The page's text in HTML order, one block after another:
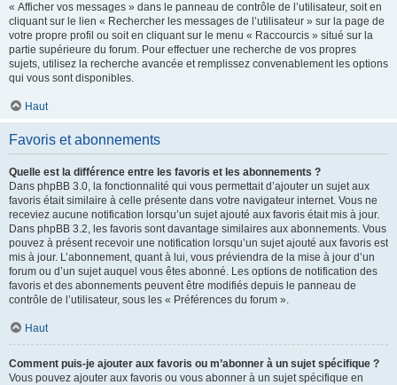
« Afficher vos messages » dans le panneau de contrôle de l’utilisateur, soit en
cliquant sur le lien « Rechercher les messages de l’utilisateur » sur la page de
votre propre profil ou soit en cliquant sur le menu « Raccourcis » situé sur la
partie supérieure du forum. Pour effectuer une recherche de vos propres
sujets, utilisez la recherche avancée et remplissez convenablement les options
qui vous sont disponibles.
Haut
Favoris et abonnements
Quelle est la différence entre les favoris et les abonnements ?
Dans phpBB 3.0, la fonctionnalité qui vous permettait d’ajouter un sujet aux
favoris était similaire à celle présente dans votre navigateur internet. Vous ne
receviez aucune notification lorsqu’un sujet ajouté aux favoris était mis à jour.
Dans phpBB 3.2, les favoris sont davantage similaires aux abonnements. Vous
pouvez à présent recevoir une notification lorsqu’un sujet ajouté aux favoris est
mis à jour. L’abonnement, quant à lui, vous préviendra de la mise à jour d’un
forum ou d’un sujet auquel vous êtes abonné. Les options de notification des
favoris et des abonnements peuvent être modifiés depuis le panneau de
contrôle de l’utilisateur, sous les « Préférences du forum ».
Haut
Comment puis-je ajouter aux favoris ou m’abonner à un sujet spécifique ?
Vous pouvez ajouter aux favoris ou vous abonner à un sujet spécifique en